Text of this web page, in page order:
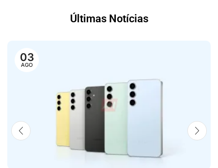
Últimas Notícias
03
AGO